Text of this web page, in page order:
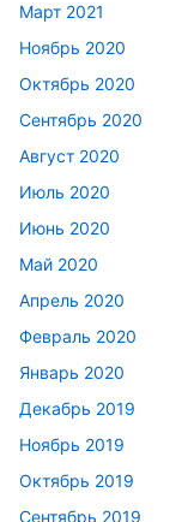
Март 2021
Ноябрь 2020
Октябрь 2020
Сентябрь 2020
Август 2020
Июль 2020
Июнь 2020
Май 2020
Апрель 2020
Февраль 2020
Январь 2020
Декабрь 2019
Ноябрь 2019
Октябрь 2019
Сентябрь 2019